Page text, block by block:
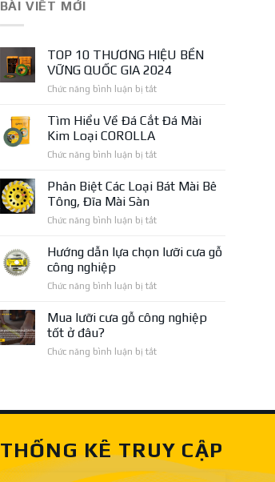
BÀI VIÊT MỚI
TOP 10 THƯƠNG HIỆU BỀN
VỮNG QUỐC GIA 2024
Chức năng bình luận bị tắtở
10
BỀN
QUỐC
Tìm Hiểu Về Đá Cắt Đá Mài
Kim Loại COROLLA
Chức năng bình luận bị tắtở
Hiểu
Cắt
Mài
COROLLA
Phân Biệt Các Loại Bát Mài Bê
Tông, Đĩa Mài Sàn
Chức năng bình luận bị tắtở
Biệt
Bát
Bê
Mài
Hướng dẫn lựa chọn lưỡi cưa gỗ
công nghiệp
Chức năng bình luận bị tắtở
lựa
lưỡi
nghiệp
Mua lưỡi cưa gỗ công nghiệp
tốt ở đâu?
Chức năng bình luận bị tắtở
tốt
ở
đâu?
THỐNG KÊ TRUY CẬP